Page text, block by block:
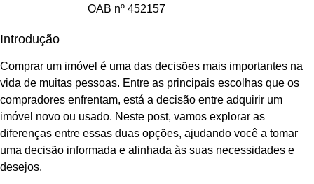
OAB nº 452157
Introdução
Comprar um imóvel é uma das decisões mais importantes na
vida de muitas pessoas. Entre as principais escolhas que os
compradores enfrentam, está a decisão entre adquirir um
imóvel novo ou usado. Neste post, vamos explorar as
diferenças entre essas duas opções, ajudando você a tomar
uma decisão informada e alinhada às suas necessidades e
desejos.